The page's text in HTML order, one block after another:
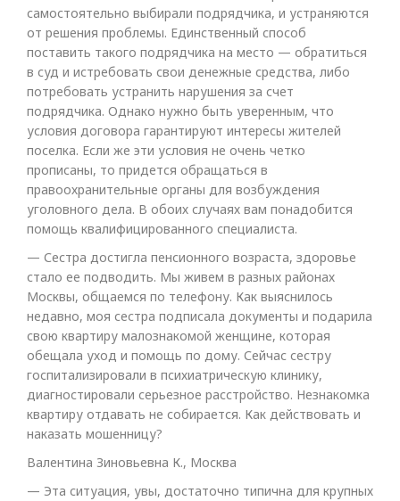
самостоятельно выбирали подрядчика, и устраняются
от решения проблемы. Единственный способ
поставить такого подрядчика на место — обратиться
в суд и истребовать свои денежные средства, либо
потребовать устранить нарушения за счет
подрядчика. Однако нужно быть уверенным, что
условия договора гарантируют интересы жителей
поселка. Если же эти условия не очень четко
прописаны, то придется обращаться в
правоохранительные органы для возбуждения
уголовного дела. В обоих случаях вам понадобится
помощь квалифицированного специалиста.
— Сестра достигла пенсионного возраста, здоровье
стало ее подводить. Мы живем в разных районах
Москвы, общаемся по телефону. Как выяснилось
недавно, моя сестра подписала документы и подарила
свою квартиру малознакомой женщине, которая
обещала уход и помощь по дому. Сейчас сестру
госпитализировали в психиатрическую клинику,
диагностировали серьезное расстройство. Незнакомка
квартиру отдавать не собирается. Как действовать и
наказать мошенницу?
Валентина Зиновьевна К., Москва
— Эта ситуация, увы, достаточно типична для крупных